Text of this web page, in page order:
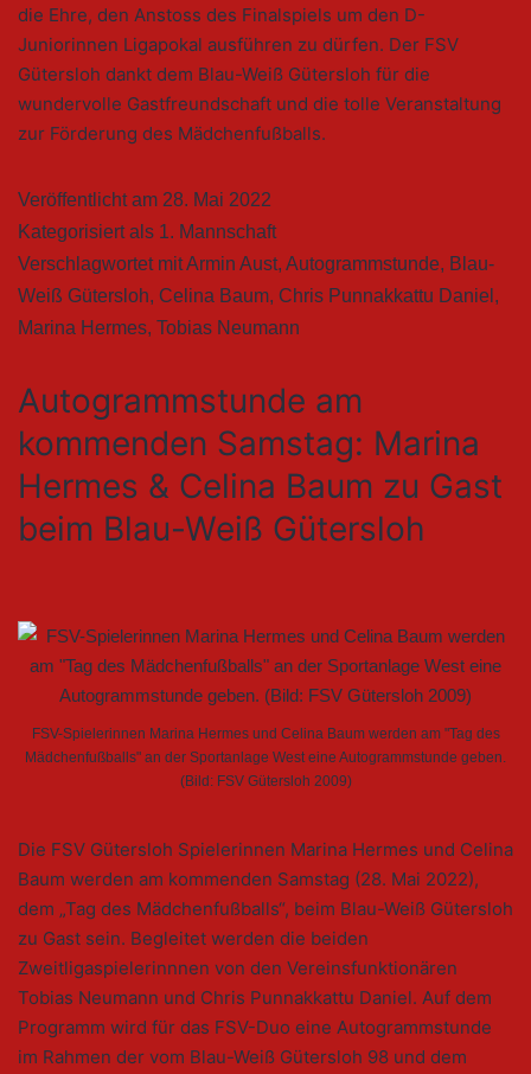
die Ehre, den Anstoss des Finalspiels um den D-
Juniorinnen Ligapokal ausführen zu dürfen. Der FSV
Gütersloh dankt dem Blau-Weiß Gütersloh für die
wundervolle Gastfreundschaft und die tolle Veranstaltung
zur Förderung des Mädchenfußballs.
Veröffentlicht am 28. Mai 2022
Kategorisiert als 1. Mannschaft
Verschlagwortet mitArmin Aust, Autogrammstunde, Blau-
Weiß Gütersloh, Celina Baum, Chris Punnakkattu Daniel ,
Marina Hermes, Tobias Neumann
Autogrammstunde am
kommenden Samstag: Marina
Hermes & Celina Baum zu Gast
beim Blau-Weiß Gütersloh
FSV-Spielerinnen Marina Hermes und Celina Baum werden am "Tag des
Mädchenfußballs" an der Sportanlage West eine Autogrammstunde geben.
(Bild: FSV Gütersloh 2009)
Die FSV Gütersloh Spielerinnen Marina Hermes und Celina
Baum werden am kommenden Samstag (28. Mai 2022),
dem „Tag des Mädchenfußballs“, beim Blau-Weiß Gütersloh
zu Gast sein. Begleitet werden die beiden
Zweitligaspielerinnnen von den Vereinsfunktionären
Tobias Neumann und Chris Punnakkattu Daniel. Auf dem
Programm wird für das FSV-Duo eine Autogrammstunde
im Rahmen der vom Blau-Weiß Gütersloh 98 und dem